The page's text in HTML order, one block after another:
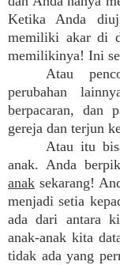
Ketika Anda
memiliki akar di
memilikinya! Ini
Atau
perubahan
berpacaran, dan
gereja dan terjun
Atau itu
anak. Anda
anak sekarang!
menjadi setia
ada dari antara
anak-anak kita
tidak ada yang